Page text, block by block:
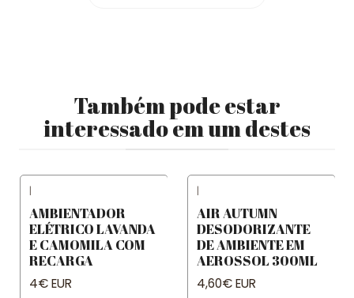
Também pode estar
interessado em um destes
|
AMBIENTADOR
ELÉTRICO LAVANDA
E CAMOMILA COM
RECARGA
4€ EUR
|
AIR AUTUMN
DESODORIZANTE
DE AMBIENTE EM
AEROSSOL 300ML
4,60€ EUR